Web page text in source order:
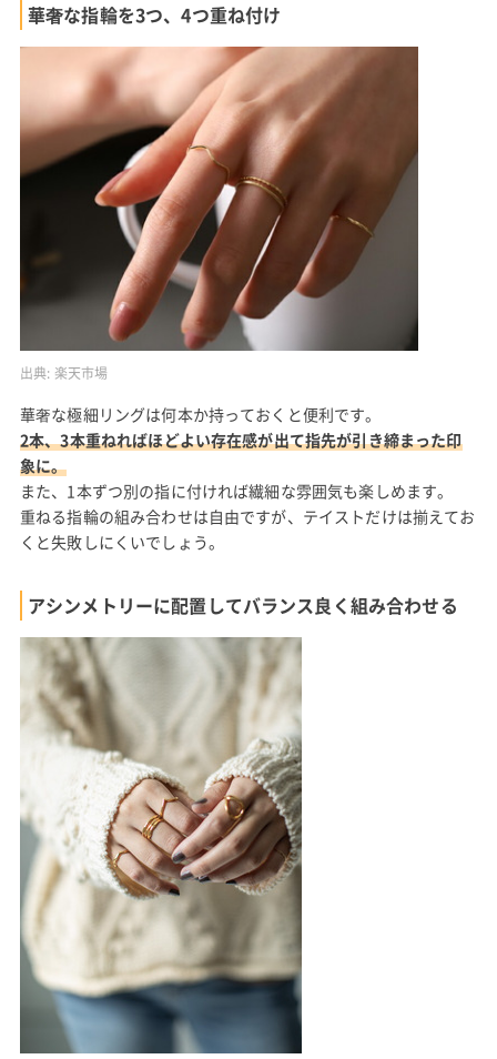
華奢な指輪を3つ、4つ重ね付け
出典: 楽天市場
華奢な極細リングは何本か持っておくと便利です。
2本、3本重ねればほどよい存在感が出て指先が引き締まった印
象に。
また、1本ずつ別の指に付ければ繊細な雰囲気も楽しめます。
重ねる指輪の組み合わせは自由ですが、テイストだけは揃えてお
くと失敗しにくいでしょう。
アシンメトリーに配置してバランス良く組み合わせる